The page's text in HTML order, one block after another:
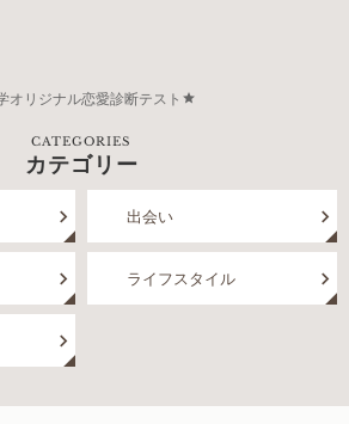
オリジナル恋愛診断テスト
CATEGORIES
カテゴリー
出会い
ライフスタイル